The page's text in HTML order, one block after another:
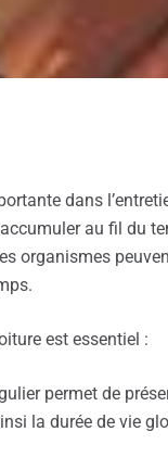
dans
au fil du
organismes
est essentiel :
permet de
la durée de vie